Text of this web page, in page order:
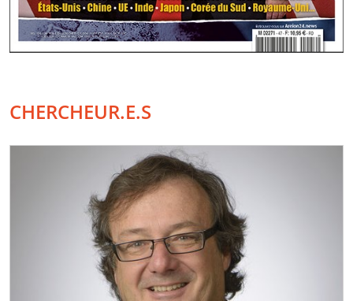
CHERCHEUR.E.S